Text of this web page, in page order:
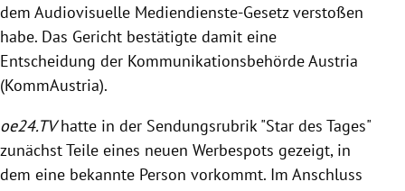
dem Audiovisuelle Mediendienste-Gesetz verstoßen
habe. Das Gericht bestätigte damit eine
Entscheidung der Kommunikationsbehörde Austria
(KommAustria).
oe24.TVhatte in der Sendungsrubrik "Star des Tages"
zunächst Teile eines neuen Werbespots gezeigt, in
dem eine bekannte Person vorkommt. Im Anschluss